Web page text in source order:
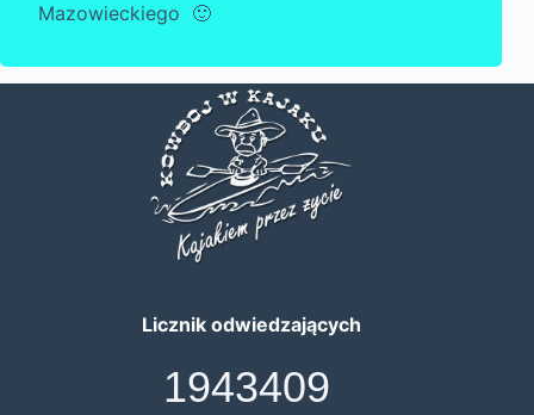
Mazowieckiego 🙂
Licznik odwiedzających
1943409